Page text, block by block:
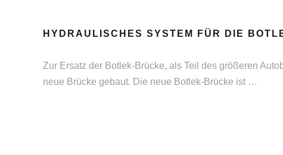
HYDRAULISCHES SYSTEM FÜR DIE
Zur Ersatz der Botlek-Brücke, als Teil des größeren
neue Brücke gebaut. Die neue Botlek-Brücke ist …